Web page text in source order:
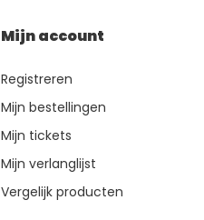
Mijn account
Registreren
Mijn bestellingen
Mijn tickets
Mijn verlanglijst
Vergelijk producten